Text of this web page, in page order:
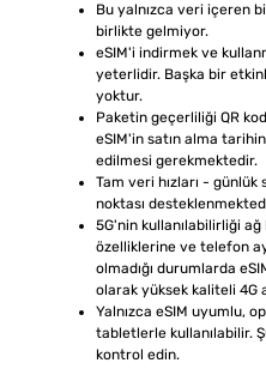
Bu yalnızca veri içeren
birlikte gelmiyor.
eSIM'i indirmek ve
yeterlidir. Başka bir
yoktur.
Paketin geçerliliği QR
eSIM'in satın alma
edilmesi gerekmektedir.
Tam veri hızları - günlük
noktası
5G'nin kullanılabilirliği
özelliklerine ve telefon
olmadığı durumlarda
olarak yüksek kaliteli 4G
Yalnızca eSIM uyumlu,
tabletlerle kullanılabilir.
kontrol edin.